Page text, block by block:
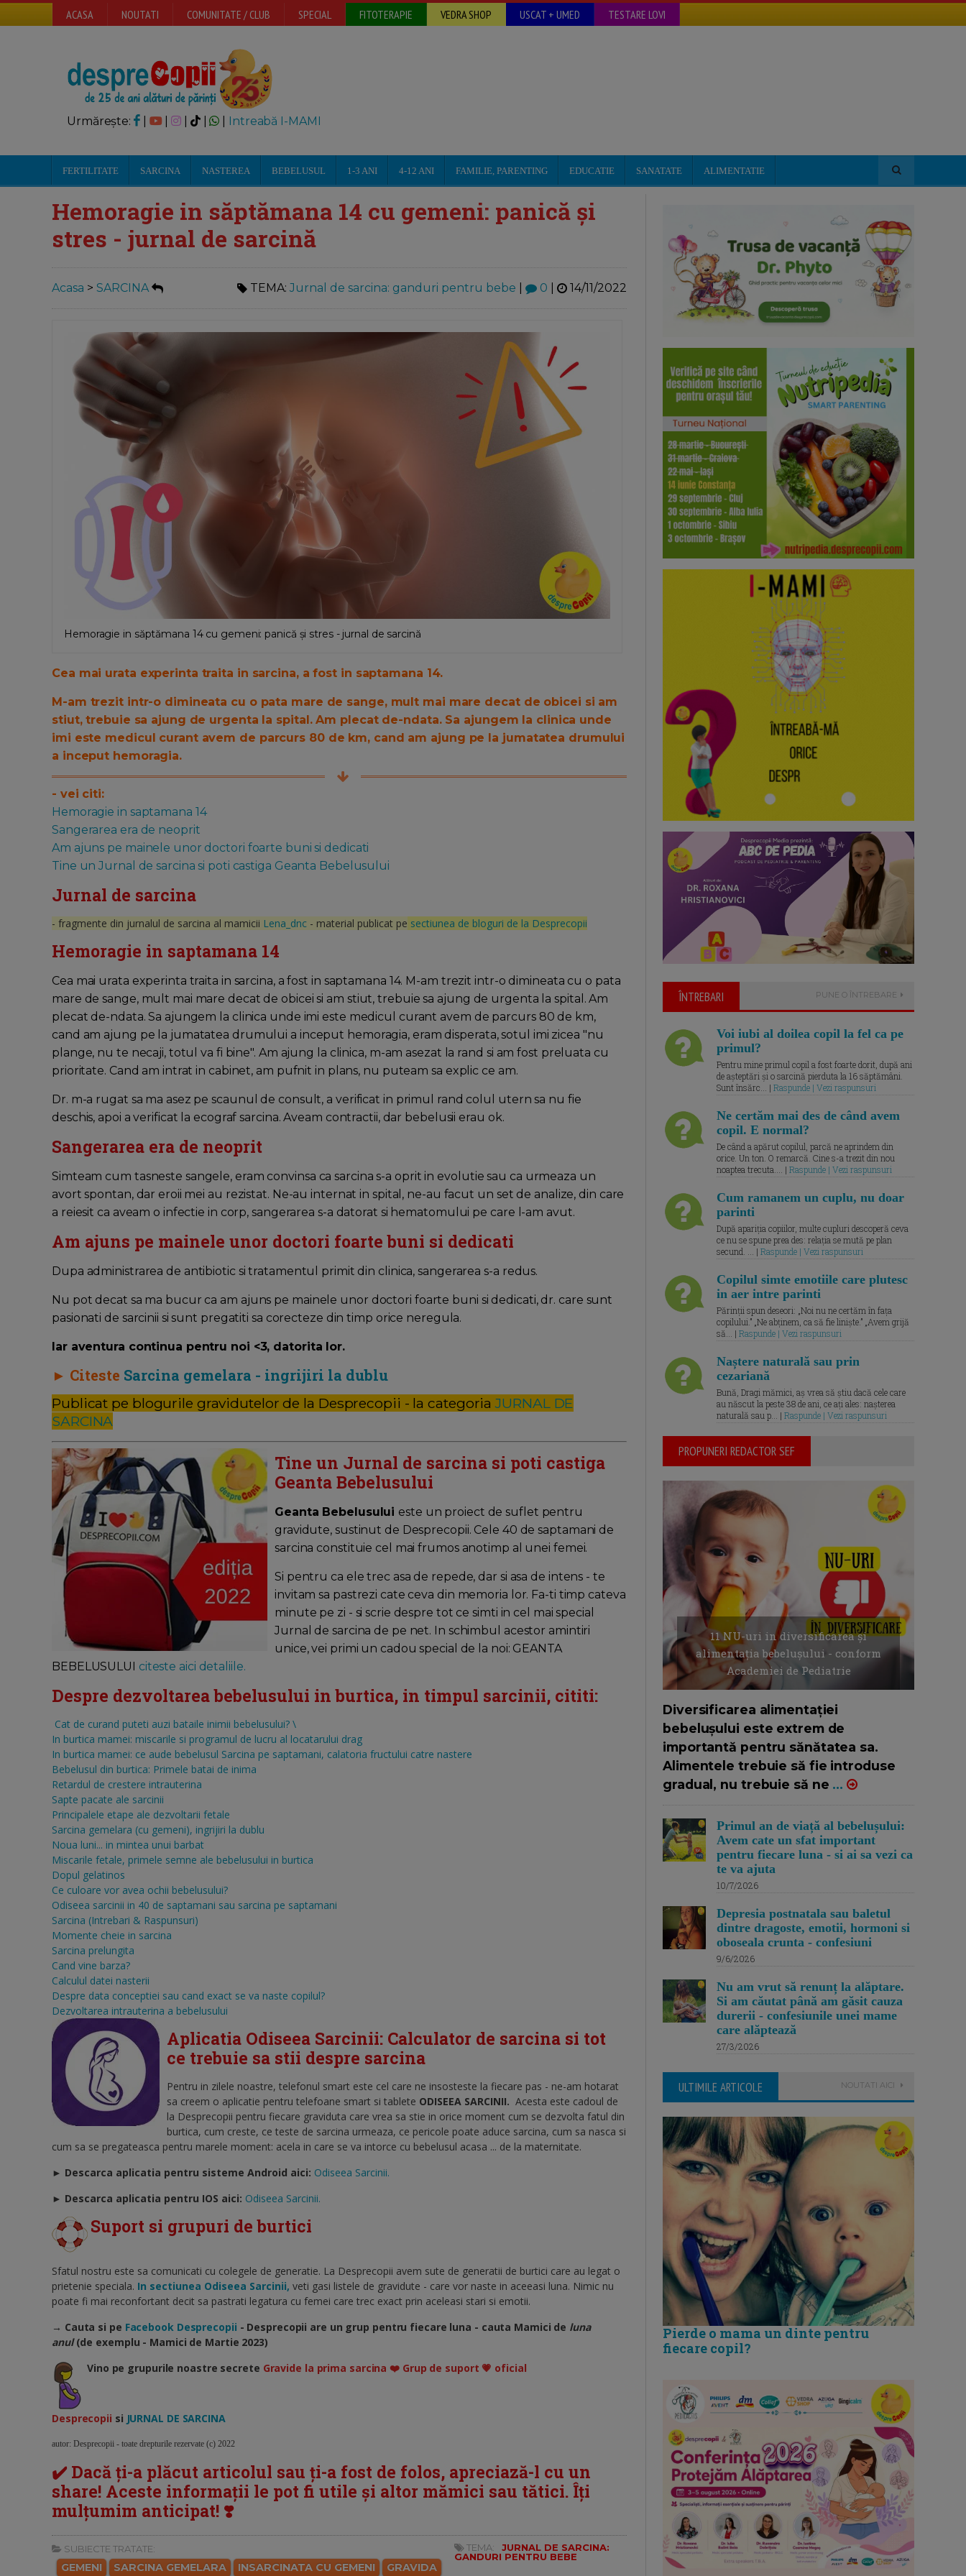
ACASA NOUTATI COMUNITATE / CLUB SPECIAL FITOTERAPIE VEDRA SHOP USCAT + UMED TESTARE LOVI
Urmărește: | | Intreabă I-MAMI
FERTILITATE SARCINA NASTEREA BEBELUSUL 1-3 ANI 4-12 ANI FAMILIE, PARENTING EDUCATIE SANATATE ALIMENTATIE
Hemoragie in săptămana 14 cu gemeni: panică și
stres - jurnal de sarcină
Acasa > SARCINA TEMA: Jurnal de sarcina: ganduri pentru bebe 0 14/11/2022
Hemoragie in săptămana 14 cu gemeni: panică și stres - jurnal de sarcină
Cea mai urata experinta traita in sarcina, a fost in saptamana 14.
M-am trezit intr-o dimineata cu o pata mare de sange, mult mai mare decat de obicei si am
stiut, trebuie sa ajung de urgenta la spital. Am plecat de-ndata. Sa ajungem la clinica unde
imi este medicul curant avem de parcurs 80 de km, cand am ajung pe la jumatatea drumului
a inceput hemoragia.
- vei citi:
Hemoragie in saptamana 14
Sangerarea era de neoprit
Am ajuns pe mainele unor doctori foarte buni si dedicati
Tine un Jurnal de sarcina si poti castiga Geanta Bebelusului
Jurnal de sarcina
- fragmente din jurnalul de sarcina al mamicii Lena_dnc - material publicat pe sectiunea de bloguri de la Desprecopii
Hemoragie in saptamana 14
Cea mai urata experinta traita in sarcina, a fost in saptamana 14. M-am trezit intr-o dimineata cu o pata
mare de sange, mult mai mare decat de obicei si am stiut, trebuie sa ajung de urgenta la spital. Am
plecat de-ndata. Sa ajungem la clinica unde imi este medicul curant avem de parcurs 80 de km,
cand am ajung pe la jumatatea drumului a inceput hemoragia, eram disperata, sotul imi zicea "nu
plange, nu te necaji, totul va fi bine". Am ajung la clinica, m-am asezat la rand si am fost preluata cu
prioritate. Cand am intrat in cabinet, am pufnit in plans, nu puteam sa explic ce am.
Dr. m-a rugat sa ma asez pe scaunul de consult, a verificat in primul rand colul utern sa nu fie
deschis, apoi a verificat la ecograf sarcina. Aveam contractii, dar bebelusii erau ok.
Sangerarea era de neoprit
Simteam cum tasneste sangele, eram convinsa ca sarcina s-a oprit in evolutie sau ca urmeaza un
avort spontan, dar eroii mei au rezistat. Ne-au internat in spital, ne-au facut un set de analize, din care
a reiesit ca aveam o infectie in corp, sangerarea s-a datorat si hematomului pe care l-am avut.
Am ajuns pe mainele unor doctori foarte buni si dedicati
Dupa administrarea de antibiotic si tratamentul primit din clinica, sangerarea s-a redus.
Nu pot decat sa ma bucur ca am ajuns pe mainele unor doctori foarte buni si dedicati, dr. care sunt
pasionati de sarcinii si sunt pregatiti sa corecteze din timp orice neregula.
Iar aventura continua pentru noi <3, datorita lor.
► Citeste Sarcina gemelara - ingrijiri la dublu
Publicat pe blogurile gravidutelor de la Desprecopii - la categoriaJURNAL DE
SARCINA
Tine un Jurnal de sarcina si poti castiga
Geanta Bebelusului
Geanta Bebelusului este un proiect de suflet pentru
gravidute, sustinut de Desprecopii. Cele 40 de saptamani de
sarcina constituie cel mai frumos anotimp al unei femei.
Si pentru ca ele trec asa de repede, dar si asa de intens - te
invitam sa pastrezi cate ceva din memoria lor. Fa-ti timp cateva
minute pe zi - si scrie despre tot ce simti in cel mai special
Jurnal de sarcina de pe net. In schimbul acestor amintiri
unice, vei primi un cadou special de la noi: GEANTA
BEBELUSULUI citeste aici detaliile.
Despre dezvoltarea bebelusului in burtica, in timpul sarcinii, cititi:
Cat de curand puteti auzi bataile inimii bebelusului? \
In burtica mamei: miscarile si programul de lucru al locatarului drag
In burtica mamei: ce aude bebelusul Sarcina pe saptamani, calatoria fructului catre nastere
Bebelusul din burtica: Primele batai de inima
Retardul de crestere intrauterina
Sapte pacate ale sarcinii
Principalele etape ale dezvoltarii fetale
Sarcina gemelara (cu gemeni), ingrijiri la dublu
Noua luni... in mintea unui barbat
Miscarile fetale, primele semne ale bebelusului in burtica
Dopul gelatinos
Ce culoare vor avea ochii bebelusului?
Odiseea sarcinii in 40 de saptamani sau sarcina pe saptamani
Sarcina (Intrebari & Raspunsuri)
Momente cheie in sarcina
Sarcina prelungita
Cand vine barza?
Calculul datei nasterii
Despre data conceptiei sau cand exact se va naste copilul?
Dezvoltarea intrauterina a bebelusului
Aplicatia Odiseea Sarcinii: Calculator de sarcina si tot
ce trebuie sa stii despre sarcina
Pentru in zilele noastre, telefonul smart este cel care ne insosteste la fiecare pas - ne-am hotarat
sa creem o aplicatie pentru telefoane smart si tablete ODISEEA SARCINII. Acesta este cadoul de
la Desprecopii pentru fiecare graviduta care vrea sa stie in orice moment cum se dezvolta fatul din
burtica, cum creste, ce teste de sarcina urmeaza, ce pericole poate aduce sarcina, cum sa nasca si
cum sa se pregateasca pentru marele moment: acela in care se va intorce cu bebelusul acasa ... de la maternitate.
► Descarca aplicatia pentru sisteme Android aici: Odiseea Sarcinii.
► Descarca aplicatia pentru IOS aici: Odiseea Sarcinii.
Suport si grupuri de burtici
Sfatul nostru este sa comunicati cu colegele de generatie. La Desprecopii avem sute de generatii de burtici care au legat o
prietenie speciala. In sectiunea Odiseea Sarcinii, veti gasi listele de gravidute - care vor naste in aceeasi luna. Nimic nu
poate fi mai reconfortant decit sa pastrati legatura cu femei care trec exact prin aceleasi stari si emotii.
→ Cauta si pe Facebook Desprecopii - Desprecopii are un grup pentru fiecare luna - cauta Mamici de luna
anul (de exemplu - Mamici de Martie 2023)
Vino pe grupurile noastre secrete Gravide la prima sarcina ❤️ Grup de suport 💗 oficial
Desprecopii si JURNAL DE SARCINA
autor: Desprecopii - toate drepturile rezervate (c) 2022
✔️ Dacă ți-a plăcut articolul sau ți-a fost de folos, apreciază-l cu un
share! Aceste informații le pot fi utile și altor mămici sau tătici. Îți
mulțumim anticipat! ❣️
SUBIECTE TRATATE:
GEMENI SARCINA GEMELARA INSARCINATA CU GEMENI GRAVIDA
TEMA:
JURNAL DE SARCINA:
GANDURI PENTRU BEBE
ÎNTREBARI PUNE O ÎNTREBARE
Voi iubi al doilea copil la fel ca pe
primul?
Pentru mine primul copil a fost foarte dorit, după ani
de așteptări și o sarcină pierduta la 16 săptămâni.
Sunt însărc... | Raspunde | Vezi raspunsuri
Ne certăm mai des de când avem
copil. E normal?
De când a apărut copilul, parcă ne aprindem din
orice. Un ton. O remarcă. Cine s-a trezit din nou
noaptea trecuta.... | Raspunde | Vezi raspunsuri
Cum ramanem un cuplu, nu doar
parinti
După apariția copiilor, multe cupluri descoperă ceva
ce nu se spune prea des: relația se mută pe plan
secund. ... | Raspunde | Vezi raspunsuri
Copilul simte emotiile care plutesc
in aer intre parinti
Părinții spun deseori: „Noi nu ne certăm în fața
copilului.” „Ne abținem, ca să fie liniște.” „Avem grijă
să... | Raspunde | Vezi raspunsuri
Naștere naturală sau prin
cezariană
Bună, Dragi mămici, aș vrea să știu dacă cele care
au născut la peste 38 de ani, ce ați ales: nașterea
naturală sau p... | Raspunde | Vezi raspunsuri
PROPUNERI REDACTOR SEF
11 NU-uri in diversificarea și
alimentația bebelușului - conform
Academiei de Pediatrie
Diversificarea alimentației
bebelușului este extrem de
importantă pentru sănătatea sa.
Alimentele trebuie să fie introduse
gradual, nu trebuie să ne ...
Primul an de viață al bebelușului:
Avem cate un sfat important
pentru fiecare luna - si ai sa vezi ca
te va ajuta
10/7/2026
Depresia postnatala sau baletul
dintre dragoste, emotii, hormoni si
oboseala crunta - confesiuni
9/6/2026
Nu am vrut să renunț la alăptare.
Si am căutat până am găsit cauza
durerii - confesiunile unei mame
care alăptează
27/3/2026
ULTIMILE ARTICOLE NOUTATI AICI
Pierde o mama un dinte pentru
fiecare copil?